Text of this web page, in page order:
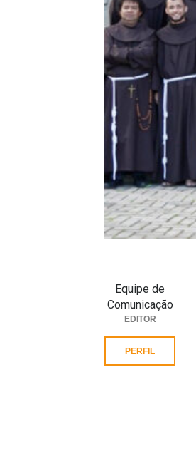
Equipe de
Comunicação
EDITOR
PERFIL